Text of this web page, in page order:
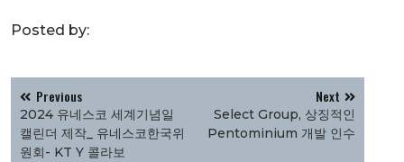
Posted by:
글
탐
색
Previous
2024 유네스코 세계기념일
캘린더 제작_ 유네스코한국위
원회- KT Y 콜라보
Next
Select Group, 상징적인
Pentominium 개발 인수